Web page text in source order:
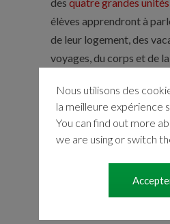
élèves apprendront à
de leur logement, des
voyages, du corps et de
définitive, à
1º.- faireleurs premiers
française et,
2º.- s’ils se le marquent
Tous les
Nous utilisons des
la meilleure expérience
You can find out more
we are using or switch